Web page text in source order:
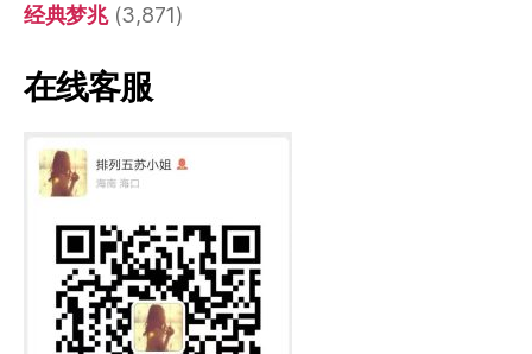
经典梦兆(3,871)
在线客服